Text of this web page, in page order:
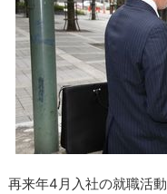
再来年4月入社の就職活